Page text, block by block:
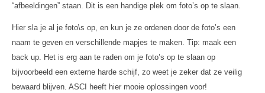
“afbeeldingen” staan. Dit is een handige plek om foto’s op te slaan.
Hier sla je al je foto\s op, en kun je ze ordenen door de foto’s een
naam te geven en verschillende mapjes te maken. Tip: maak een
back up. Het is erg aan te raden om je foto’s op te slaan op
bijvoorbeeld een externe harde schijf, zo weet je zeker dat ze veilig
bewaard blijven. ASCI heeft hier mooie oplossingen voor!